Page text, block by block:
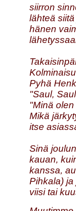
siirron
lähteä
hänen
Pyhä
"Saul,
"Minä
Mikä
itse
Sinä
kauan,
kanssa,
Pihkala)
viisi tai